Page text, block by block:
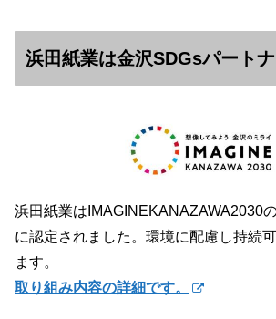
浜田紙業は金沢SDGsパート
浜田紙業はIMAGINEKANAZAWA2030
に認定されました。環境に配慮し持続
ます。
取り組み内容の詳細です。